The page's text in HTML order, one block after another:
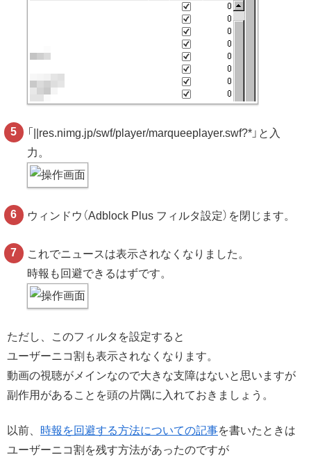
「||res.nimg.jp/swf/player/marqueeplayer.swf?*」と入
力。
ウィンドウ（Adblock Plus フィルタ設定）を閉じます。
これでニュースは表示されなくなりました。
時報も回避できるはずです。
ただし、このフィルタを設定すると
ユーザーニコ割も表示されなくなります。
動画の視聴がメインなので大きな支障はないと思いますが
副作用があることを頭の片隅に入れておきましょう。
以前、 時報を回避する方法についての記事を書いたときは
ユーザーニコ割を残す方法があったのですが